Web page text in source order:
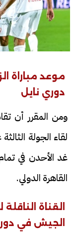
موعد مباراة
دوري نايل
ومن المقرر أن
لقاء الجولة
غد الأحدن في
القاهرة الدولي.
القناة
الجيش في